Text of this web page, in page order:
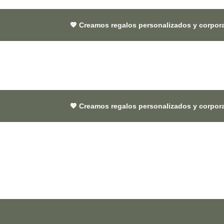
💖 Creamos regalos personalizados y corporativos 🎁 que
💖 Creamos regalos personalizados y corporativos 🎁 que